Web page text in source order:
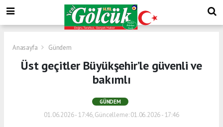
Anasayfa Gündem
Üst geçitler Büyükşehir’le güvenli ve
bakımlı
GÜNDEM
01.06.2026 - 17:46, Güncelleme: 01.06.2026 - 17:46